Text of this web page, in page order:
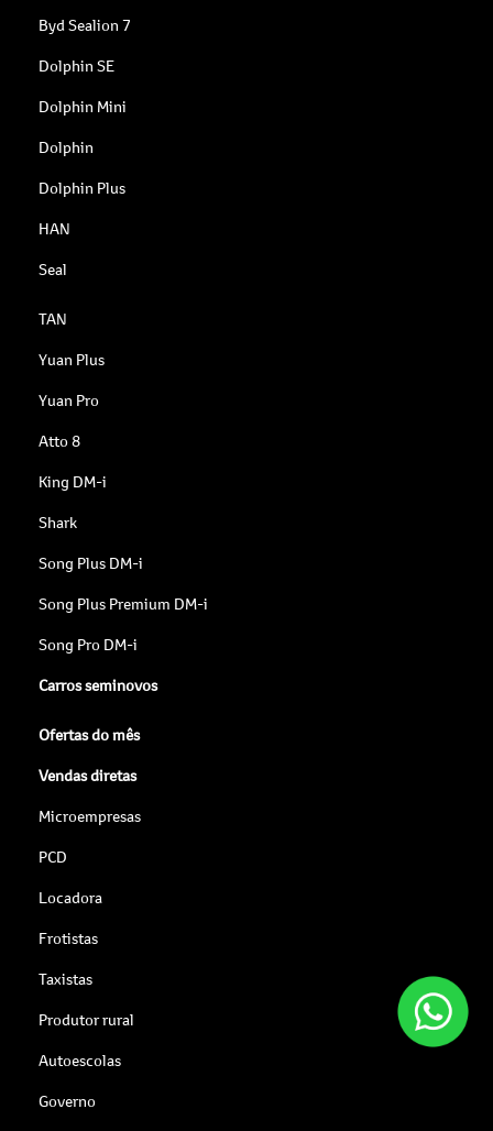
Byd Sealion 7
Dolphin SE
Dolphin Mini
Dolphin
Dolphin Plus
HAN
Seal
TAN
Yuan Plus
Yuan Pro
Atto 8
King DM-i
Shark
Song Plus DM-i
Song Plus Premium DM-i
Song Pro DM-i
Carros seminovos
Ofertas do mês
Vendas diretas
Microempresas
PCD
Locadora
Frotistas
Taxistas
Produtor rural
Autoescolas
Governo